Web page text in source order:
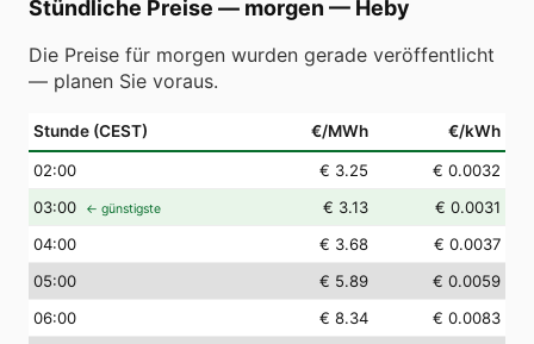
Stündliche Preise — morgen — Heby
Die Preise für morgen wurden gerade veröffentlicht
— planen Sie voraus.
Stunde (CEST) €/MWh €/kWh
02:00 € 3.25
€ 0.0032
03:00 ← günstigste € 3.13
€ 0.0031
04:00 € 3.68
€ 0.0037
05:00 € 5.89
€ 0.0059
06:00 € 8.34
€ 0.0083